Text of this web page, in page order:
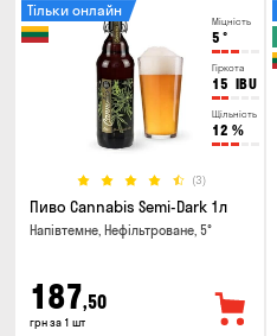
Міцність
5 °
Гіркота
15 IBU
Щільність
12 %
(3)
Тільки онлайн
Пиво Cannabis Semi-Dark 1л
Напівтемне, Нефільтроване, 5°
187,50
грн за 1 шт